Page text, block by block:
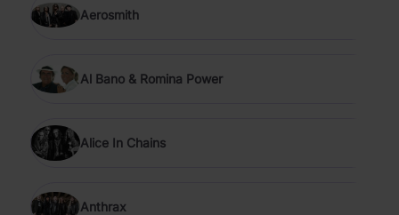
Aerosmith
Al Bano & Romina Power
Alice In Chains
Anthrax